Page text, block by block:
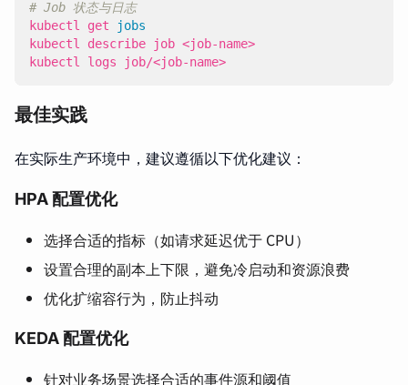
# Job 状态与日志
kubectl get
jobs
kubectl logs job/<job-name>
最佳实践
在实际生产环境中，建议遵循以下优化建议：
HPA 配置优化
选择合适的指标（如请求延迟优于 CPU）
设置合理的副本上下限，避免冷启动和资源浪费
优化扩缩容行为，防止抖动
KEDA 配置优化
针对业务场景选择合适的事件源和阈值